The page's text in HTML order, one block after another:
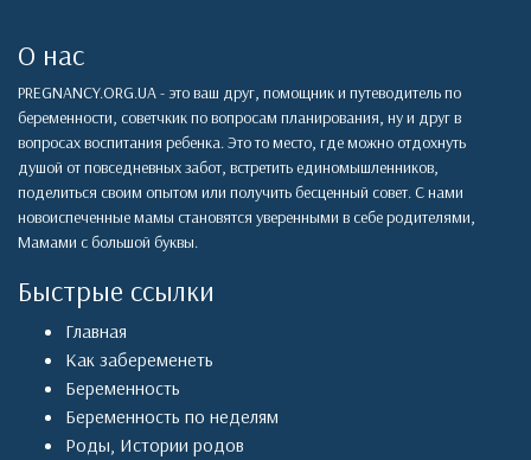
О нас
PREGNANCY.ORG.UA - это ваш друг, помощник и путеводитель по
беременности, советчкик по вопросам планирования, ну и друг в
вопросах воспитания ребенка. Это то место, где можно отдохнуть
душой от повседневных забот, встретить единомышленников,
поделиться своим опытом или получить бесценный совет. С нами
новоиспеченные мамы становятся уверенными в себе родителями,
Мамами с большой буквы.
Быстрые ссылки
Главная
Как забеременеть
Беременность
Беременность по неделям
Роды, Истории родов